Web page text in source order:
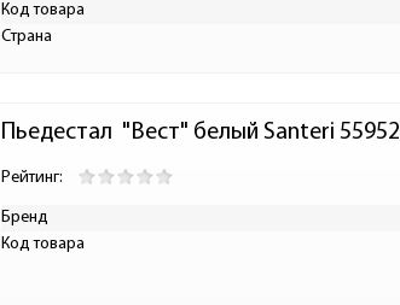
Код товара
Страна
Пьедестал  "Вест" белый Santeri 55952
Рейтинг:
Бренд
Код товара